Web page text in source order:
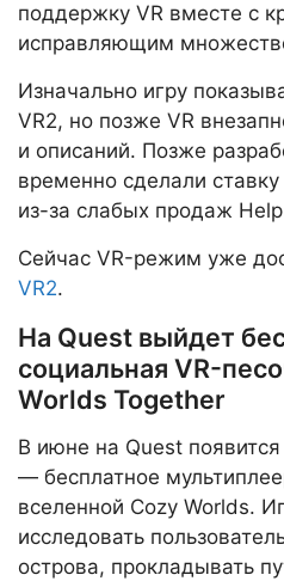
поддержку VR вместе с
исправляющим
Изначально игру
VR2, но позже VR
и описаний. Позже
временно сделали
из-за слабых продаж
Сейчас VR-режим уже
VR2.
На Quest выйдет
социальная VR-
Worlds Together
В июне на Quest
— бесплатное
вселенной Cozy Worlds.
исследовать
острова, прокладывать